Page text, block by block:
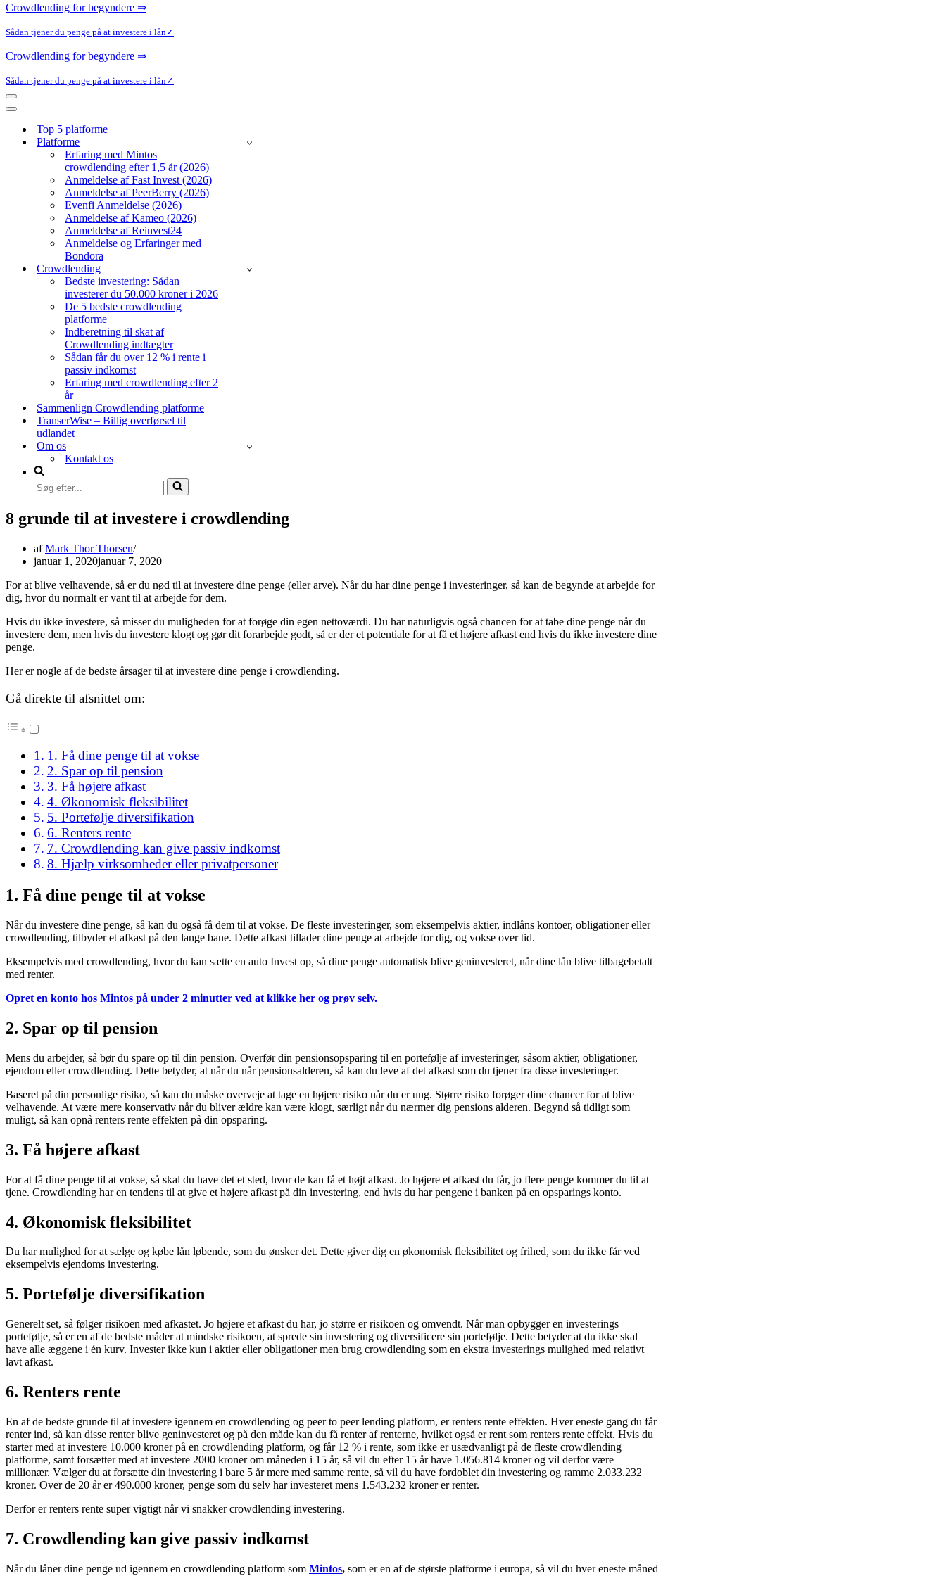
Crowdlending for begyndere ⇒
Sådan tjener du penge på at investere i lån✓
Crowdlending for begyndere ⇒
Sådan tjener du penge på at investere i lån✓
Navigation
menu
Navigation
Top 5 platforme
Platforme
Erfaring med Mintos
crowdlending efter 1,5 år (2026)
Anmeldelse af Fast Invest (2026)
Anmeldelse af PeerBerry (2026)
Evenfi Anmeldelse (2026)
Anmeldelse af Kameo (2026)
Anmeldelse af Reinvest24
Anmeldelse og Erfaringer med
Bondora
Crowdlending
Bedste investering: Sådan
investerer du 50.000 kroner i 2026
De 5 bedste crowdlending
platforme
Indberetning til skat af
Crowdlending indtægter
Sådan får du over 12 % i rente i
passiv indkomst
Erfaring med crowdlending efter 2
år
Sammenlign Crowdlending platforme
TranserWise – Billig overførsel til
udlandet
Om os
Kontakt os
Søg
efter...
8 grunde til at investere i crowdlending
afMark Thor Thorsen
januar 1, 2020januar 7, 2020
For at blive velhavende, så er du nød til at investere dine penge (eller arve). Når du har dine penge i investeringer, så kan de begynde at arbejde for
dig, hvor du normalt er vant til at arbejde for dem.
Hvis du ikke investere, så misser du muligheden for at forøge din egen nettoværdi. Du har naturligvis også chancen for at tabe dine penge når du
investere dem, men hvis du investere klogt og gør dit forarbejde godt, så er der et potentiale for at få et højere afkast end hvis du ikke investere dine
penge.
Her er nogle af de bedste årsager til at investere dine penge i crowdlending.
Gå direkte til afsnittet om:
1. Få dine penge til at vokse
2. Spar op til pension
3. Få højere afkast
4. Økonomisk fleksibilitet
5. Portefølje diversifikation
6. Renters rente
7. Crowdlending kan give passiv indkomst
8. Hjælp virksomheder eller privatpersoner
1. Få dine penge til at vokse
Når du investere dine penge, så kan du også få dem til at vokse. De fleste investeringer, som eksempelvis aktier, indlåns kontoer, obligationer eller
crowdlending, tilbyder et afkast på den lange bane. Dette afkast tillader dine penge at arbejde for dig, og vokse over tid.
Eksempelvis med crowdlending, hvor du kan sætte en auto Invest op, så dine penge automatisk blive geninvesteret, når dine lån blive tilbagebetalt
med renter.
Opret en konto hos Mintos på under 2 minutter ved at klikke her og prøv selv.
2. Spar op til pension
Mens du arbejder, så bør du spare op til din pension. Overfør din pensionsopsparing til en portefølje af investeringer, såsom aktier, obligationer,
ejendom eller crowdlending. Dette betyder, at når du når pensionsalderen, så kan du leve af det afkast som du tjener fra disse investeringer.
Baseret på din personlige risiko, så kan du måske overveje at tage en højere risiko når du er ung. Større risiko forøger dine chancer for at blive
velhavende. At være mere konservativ når du bliver ældre kan være klogt, særligt når du nærmer dig pensions alderen. Begynd så tidligt som
muligt, så kan opnå renters rente effekten på din opsparing.
3. Få højere afkast
For at få dine penge til at vokse, så skal du have det et sted, hvor de kan få et højt afkast. Jo højere et afkast du får, jo flere penge kommer du til at
tjene. Crowdlending har en tendens til at give et højere afkast på din investering, end hvis du har pengene i banken på en opsparings konto.
4. Økonomisk fleksibilitet
Du har mulighed for at sælge og købe lån løbende, som du ønsker det. Dette giver dig en økonomisk fleksibilitet og frihed, som du ikke får ved
eksempelvis ejendoms investering.
5. Portefølje diversifikation
Generelt set, så følger risikoen med afkastet. Jo højere et afkast du har, jo større er risikoen og omvendt. Når man opbygger en investerings
portefølje, så er en af de bedste måder at mindske risikoen, at sprede sin investering og diversificere sin portefølje. Dette betyder at du ikke skal
have alle æggene i én kurv. Invester ikke kun i aktier eller obligationer men brug crowdlending som en ekstra investerings mulighed med relativt
lavt afkast.
6. Renters rente
En af de bedste grunde til at investere igennem en crowdlending og peer to peer lending platform, er renters rente effekten. Hver eneste gang du får
renter ind, så kan disse renter blive geninvesteret og på den måde kan du få renter af renterne, hvilket også er rent som renters rente effekt. Hvis du
starter med at investere 10.000 kroner på en crowdlending platform, og får 12 % i rente, som ikke er usædvanligt på de fleste crowdlending
platforme, samt forsætter med at investere 2000 kroner om måneden i 15 år, så vil du efter 15 år have 1.056.814 kroner og vil derfor være
millionær. Vælger du at forsætte din investering i bare 5 år mere med samme rente, så vil du have fordoblet din investering og ramme 2.033.232
kroner. Over de 20 år er 490.000 kroner, penge som du selv har investeret mens 1.543.232 kroner er renter.
Derfor er renters rente super vigtigt når vi snakker crowdlending investering.
7. Crowdlending kan give passiv indkomst
Når du låner dine penge ud igennem en crowdlending platform som Mintos, som er en af de største platforme i europa, så vil du hver eneste måned